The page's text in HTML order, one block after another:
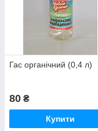
Гас органічний (0,4 л)
80 ₴
Купити